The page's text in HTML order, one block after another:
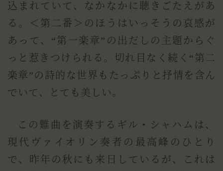
込まれていて、なかなかに聴きごたえがあ
る。＜第二番＞のほうはいっそうの哀感が
あって、“第一楽章”の出だしの主題からぐ
っと惹きつけられる。切れ目なく続く“第二
楽章”の詩的な世界もたっぷりと抒情を含ん
でいて、とても美しい。
この難曲を演奏するギル・シャハムは、
現代ヴァイオリン奏者の最高峰のひとり
で、昨年の秋にも来日しているが、これは